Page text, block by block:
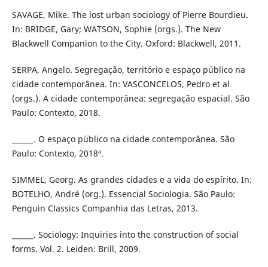
SAVAGE, Mike. The lost urban sociology of Pierre Bourdieu.
In: BRIDGE, Gary; WATSON, Sophie (orgs.). The New
Blackwell Companion to the City. Oxford: Blackwell, 2011.
SERPA, Angelo. Segregação, território e espaço público na
cidade contemporânea. In: VASCONCELOS, Pedro et al
(orgs.). A cidade contemporânea: segregação espacial. São
Paulo: Contexto, 2018.
______. O espaço público na cidade contemporânea. São
Paulo: Contexto, 2018ª.
SIMMEL, Georg. As grandes cidades e a vida do espírito. In:
BOTELHO, André (org.). Essencial Sociologia. São Paulo:
Penguin Classics Companhia das Letras, 2013.
______. Sociology: Inquiries into the construction of social
forms. Vol. 2. Leiden: Brill, 2009.